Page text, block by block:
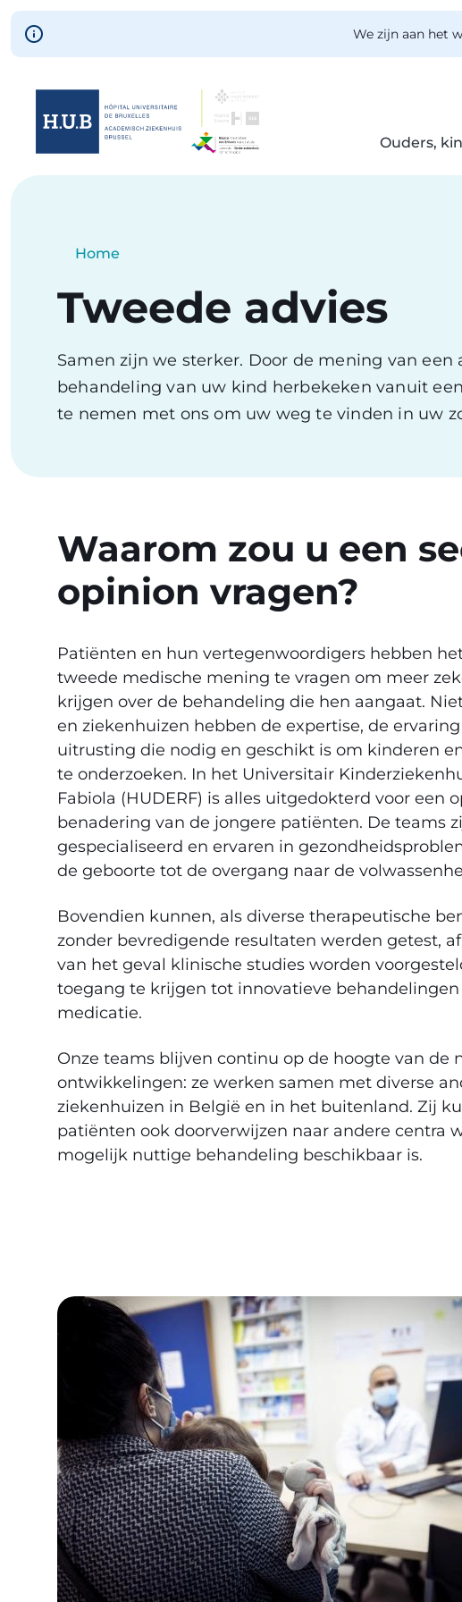
Skip to main content
We zijn aan het
Ouders,
Skip
Breadcrumb
Home
Tweede advies
Samen zijn we sterker. Door de mening van
behandeling van uw kind herbekeken vanuit
te nemen met ons om uw weg te vinden in uw
Waarom zou u een
opinion vragen?
Patiënten en hun vertegenwoordigers hebben
tweede medische mening te vragen om meer
krijgen over de behandeling die hen aangaat.
en ziekenhuizen hebben de expertise, de
uitrusting die nodig en geschikt is om kinderen
te onderzoeken. In het Universitair
Fabiola (HUDERF) is alles uitgedokterd voor een
benadering van de jongere patiënten. De teams
gespecialiseerd en ervaren in
de geboorte tot de overgang naar de
Bovendien kunnen, als diverse therapeutische
zonder bevredigende resultaten werden getest,
van het geval klinische studies worden
toegang te krijgen tot innovatieve behandelingen
medicatie.
Onze teams blijven continu op de hoogte van de
ontwikkelingen: ze werken samen met diverse
ziekenhuizen in België en in het buitenland. Zij
patiënten ook doorverwijzen naar andere centra
mogelijk nuttige behandeling beschikbaar is.